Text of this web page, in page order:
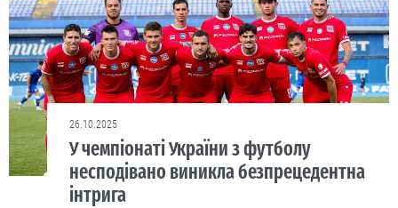
26.10.2025
У чемпіонаті України з футболу
несподівано виникла безпрецедентна
інтрига